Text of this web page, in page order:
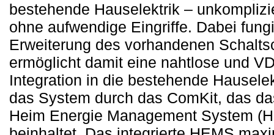
bestehende Hauselektrik –
ohne aufwendige Eingriffe. Dabei
Erweiterung des vorhandenen
ermöglicht damit eine nahtlose und
Integration in die bestehende
das System durch das ComKit, das
Heim Energie Management System